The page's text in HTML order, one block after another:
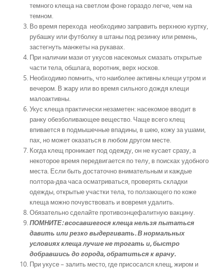
темного клеща на светлом фоне гораздо легче, чем на
темном.
Во время перехода необходимо заправить верхнюю куртку,
рубашку или футболку в штаны под резинку или ремень,
застегнуть манжеты на рукавах.
При наличии мази от укусов насекомых смазать открытые
части тела, обшлага, воротник, верх носков.
Необходимо помнить, что наиболее активны клещи утром и
вечером. В жару или во время сильного дождя клещи
малоактивны.
Укус клеща практически незаметен: насекомое вводит в
ранку обезболивающее вещество. Чаще всего клещ
впивается в подмышечные впадины, в шею, кожу за ушами,
пах, но может оказаться в любом другом месте.
Когда клещ проникает под одежду, он не кусает сразу, а
некоторое время передвигается по телу, в поисках удобного
места. Если быть достаточно внимательным и каждые
полтора-два часа осматриваться, проверять складки
одежды, открытые участки тела, то ползающего по коже
клеща можно почувствовать и вовремя удалить.
Обязательно сделайте противоэнцефалитную вакцину.
ПОМНИТЕ: всосавшегося клеща нельзя пытаться
давить или резко выдергивать. В нормальных
условиях клеща лучше не трогать и, быстро
добравшись до города, обратиться к врачу.
При укусе – залить место, где присосался клещ, жиром и